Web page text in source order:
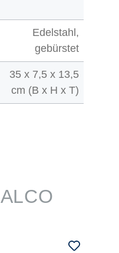
Edelstahl,
gebürstet
35 x 7,5 x 13,5
cm (B x H x T)
ALCO